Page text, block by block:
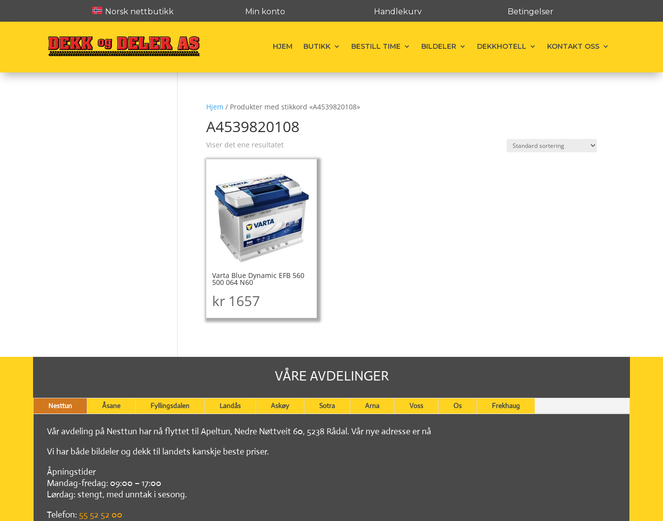
Norsk nettbutikk Min konto Handlekurv Betingelser
HJEM BUTIKK BESTILL TIME BILDELER DEKKHOTELL KONTAKT OSS
Hjem / Produkter med stikkord «A4539820108»
A4539820108
Viser det ene resultatet
Varta Blue Dynamic EFB 560
500 064 N60
kr1657
VÅRE AVDELINGER
Nesttun Åsane Fyllingsdalen Landås Askøy Sotra Arna Voss Os Frekhaug
Vår avdeling på Nesttun har nå flyttet til Apeltun, Nedre Nøttveit 60, 5238 Rådal. Vår nye adresse er nå
Vi har både bildeler og dekk til landets kanskje beste priser.
Åpningstider
Mandag-fredag: 09:00 – 17:00
Lørdag: stengt, med unntak i sesong.
Telefon: 55 52 52 00